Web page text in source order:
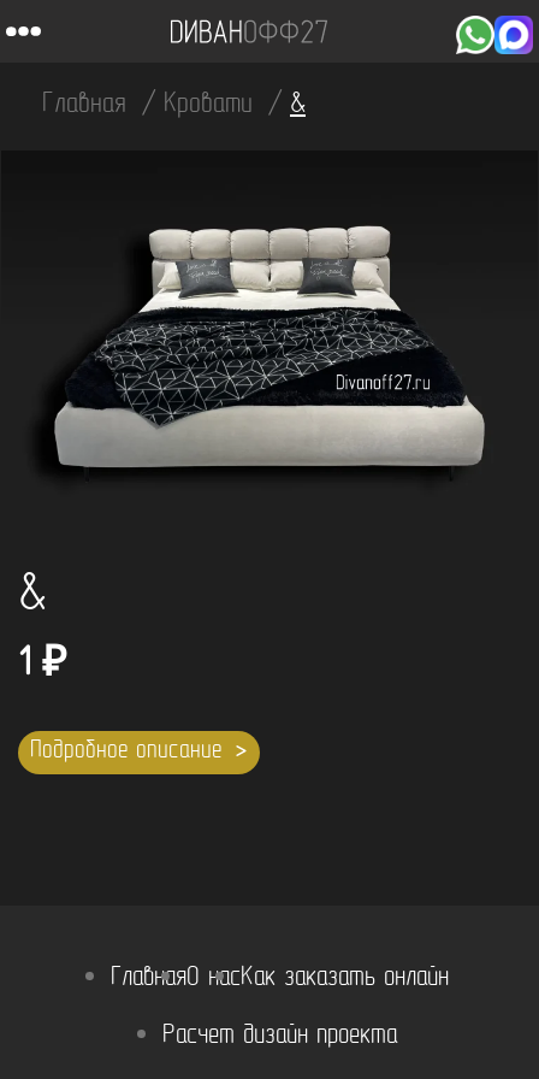
Главная Кровати &
&
1 ₽
Подробное описание
ГлавнаяО насКак заказать онлайн
Расчет дизайн проекта